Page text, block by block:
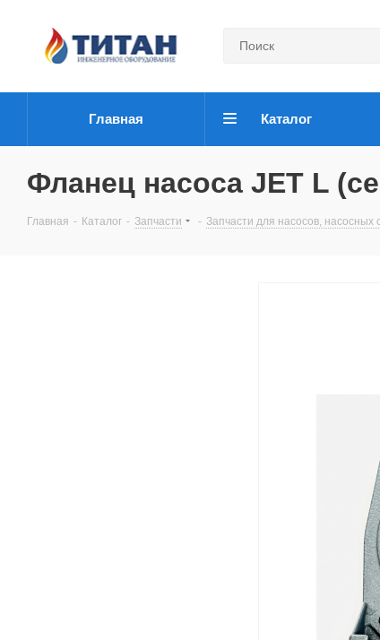
Главная Каталог
Фланец насоса JET L
Главная - Каталог - Запчасти - Запчасти для насосов, насосных